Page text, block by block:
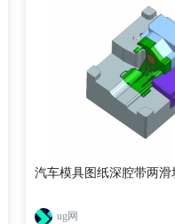
汽车模具图纸深腔带两滑
ug网